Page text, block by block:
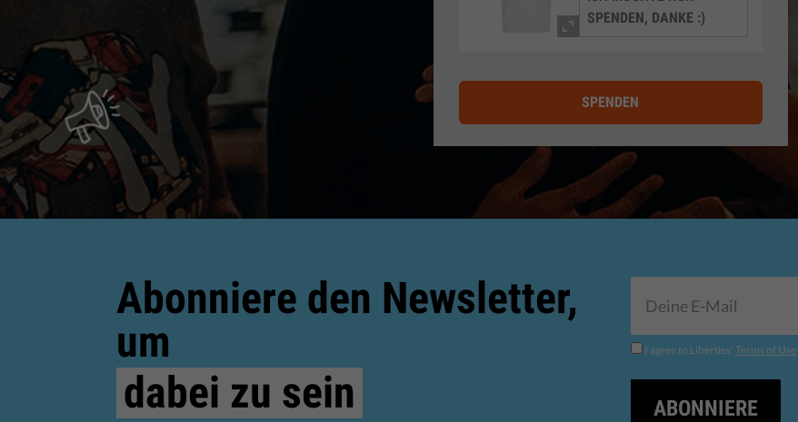
SPENDEN, DANKE :)
SPENDEN
Abonniere den Newsletter,
um
dabei zu sein
I agree to Liberties' Terms of Use
ABONNIERE